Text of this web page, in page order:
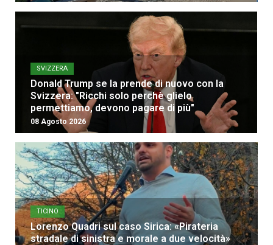
SVIZZERA
Donald Trump se la prende di nuovo con la
Svizzera: "Ricchi solo perchè glielo
permettiamo, devono pagare di più"
08 Agosto 2026
TICINO
Lorenzo Quadri sul caso Sirica: «Pirateria
stradale di sinistra e morale a due velocità»